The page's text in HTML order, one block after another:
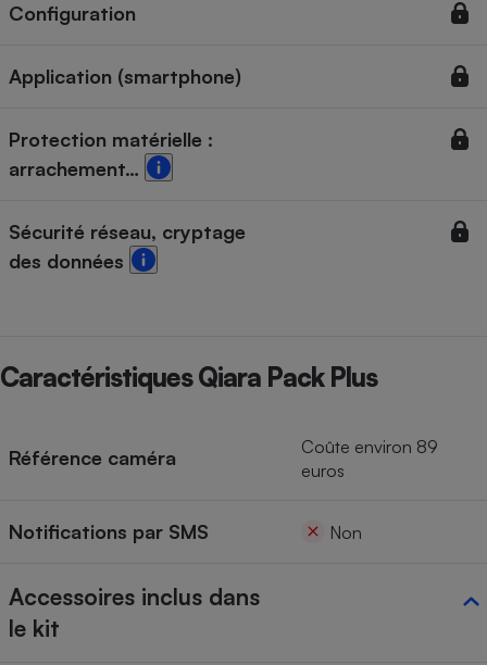
Configuration
Application (smartphone)
Protection matérielle :
arrachement…
Sécurité réseau, cryptage
des données
Caractéristiques Qiara Pack Plus
Référence caméra
Coûte environ 89
euros
Notifications par SMS Non
Accessoires inclus dans
le kit